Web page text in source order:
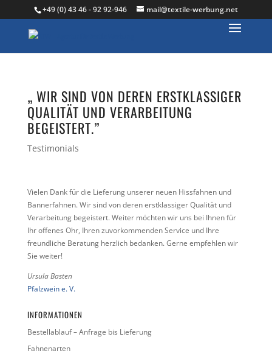
+49 (0) 43 46 - 92 92-946 mail@textile-werbung.net
„ WIR SIND VON DEREN ERSTKLASSIGER
QUALITÄT UND VERARBEITUNG
BEGEISTERT.”
Testimonials
Vielen Dank für die Lieferung unserer neuen Hissfahnen und
Bannerfahnen. Wir sind von deren erstklassiger Qualität und
Verarbeitung begeistert. Weiter möchten wir uns bei Ihnen für
Ihr offenes Ohr, Ihren zuvorkommenden Service und Ihre
freundliche Beratung herzlich bedanken. Gerne empfehlen wir
Sie weiter!
Ursula Basten
Pfalzwein e. V.
INFORMATIONEN
Bestellablauf – Anfrage bis Lieferung
Fahnenarten